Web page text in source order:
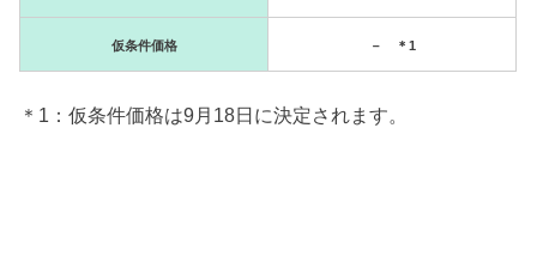
仮条件価格 － ＊1
＊1：仮条件価格は9月18日に決定されます。